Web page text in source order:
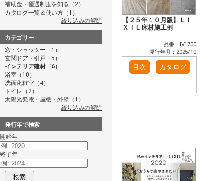
補助金・優遇制度を知る（2）
カタログ一覧＆使い方（1）
絞り込みの解除
カテゴリー
窓・シャッター（1）
玄関ドア・引戸（5）
インテリア建材（6）
浴室（10）
洗面化粧室（4）
トイレ（2）
太陽光発電・屋根・外壁（1）
絞り込みの解除
発行年で検索
開始年:
終了年:
検索
【２５年１０月版】ＬＩ
ＸＩＬ床材施工例
品番：IV1700
発行年月：2025/10
目次 カタログ